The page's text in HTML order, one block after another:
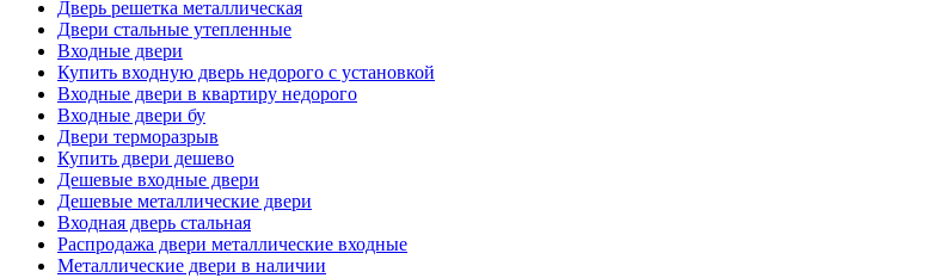
Дверь решетка металлическая
Двери стальные утепленные
Входные двери
Купить входную дверь недорого с установкой
Входные двери в квартиру недорого
Входные двери бу
Двери терморазрыв
Купить двери дешево
Дешевые входные двери
Дешевые металлические двери
Входная дверь стальная
Распродажа двери металлические входные
Металлические двери в наличии